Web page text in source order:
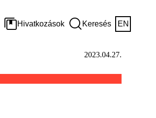
Hivatkozások Keresés EN
2023.04.27.